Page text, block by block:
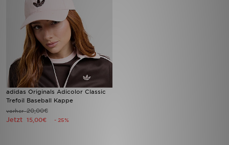
adidas Originals Adicolor Classic
Trefoil Baseball Kappe
vorher20,00€
Jetzt 15,00€ - 25%
Hilfe & Kontakt
Geschenkgutschein
Studenten
Blog